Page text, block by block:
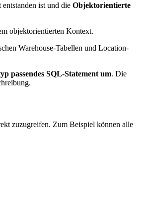
ist und die Objektorientierte
objektorientierten Kontext.
Warehouse-Tabellen und Location-
passendes SQL-Statement um. Die
zuzugreifen. Zum Beispiel können alle